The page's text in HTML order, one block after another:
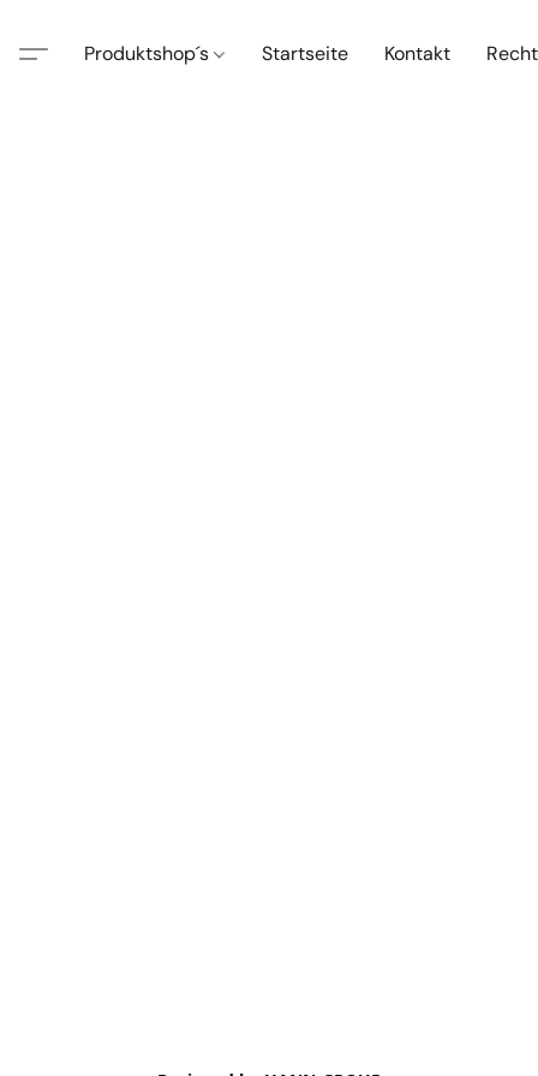
Produktshop´s Startseite Kontakt